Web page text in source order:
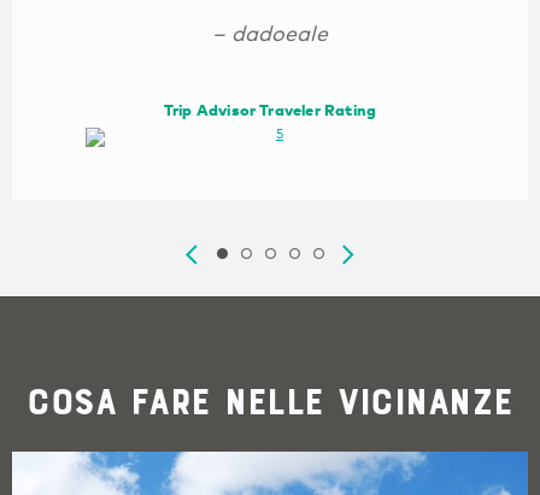
– dadoeale
Trip Advisor Traveler Rating
Cosa fare nelle vicinanze